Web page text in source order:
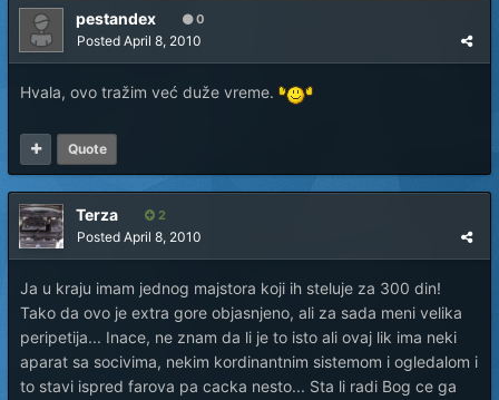
pestandex 0
Posted April 8, 2010
Hvala, ovo tražim već duže vreme.
Quote
Terza 2
Posted April 8, 2010
Ja u kraju imam jednog majstora koji ih steluje za 300 din!
Tako da ovo je extra gore objasnjeno, ali za sada meni velika
peripetija... Inace, ne znam da li je to isto ali ovaj lik ima neki
aparat sa socivima, nekim kordinantnim sistemom i ogledalom i
to stavi ispred farova pa cacka nesto... Sta li radi Bog ce ga